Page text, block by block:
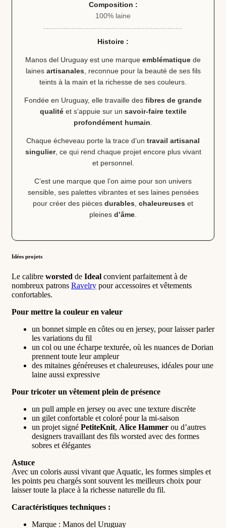
Composition :
100% laine
Histoire :
Manos del Uruguay est une marque emblématique de
laines artisanales, reconnue pour la beauté de ses fils
teints à la main et la richesse de ses couleurs.
Fondée en Uruguay, elle travaille des fibres de grande
qualitéet s’appuie sur un savoir-faire textile
profondément humain.
Chaque écheveau porte la trace d’un travail artisanal
singulier, ce qui rend chaque projet encore plus vivant
et personnel.
C’est une marque que l’on aime pour son univers
sensible, ses palettes vibrantes et ses laines pensées
pour créer des pièces durables, chaleureuses et
pleines d’âme.
Idées projets
Le calibre worsted de Ideal convient parfaitement à de
nombreux patrons Ravelry pour accessoires et vêtements
confortables.
Pour mettre la couleur en valeur
un bonnet simple en côtes ou en jersey, pour laisser parler
les variations du fil
un col ou une écharpe texturée, où les nuances de Dorian
prennent toute leur ampleur
des mitaines généreuses et chaleureuses, idéales pour une
laine aussi expressive
Pour tricoter un vêtement plein de présence
un pull ample en jersey ou avec une texture discrète
un gilet confortable et coloré pour la mi-saison
un projet signé PetiteKnit, Alice Hammer ou d’autres
designers travaillant des fils worsted avec des formes
sobres et élégantes
Astuce
Avec un coloris aussi vivant que Aquatic, les formes simples et
les points peu chargés sont souvent les meilleurs choix pour
laisser toute la place à la richesse naturelle du fil.
Caractéristiques techniques :
Marque : Manos del Uruguay